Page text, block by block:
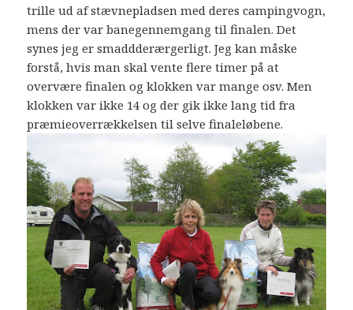
trille ud af stævnepladsen med deres campingvogn,
mens der var banegennemgang til finalen. Det
synes jeg er smaddderærgerligt. Jeg kan måske
forstå, hvis man skal vente flere timer på at
overvære finalen og klokken var mange osv. Men
klokken var ikke 14 og der gik ikke lang tid fra
præmieoverrækkelsen til selve finaleløbene.